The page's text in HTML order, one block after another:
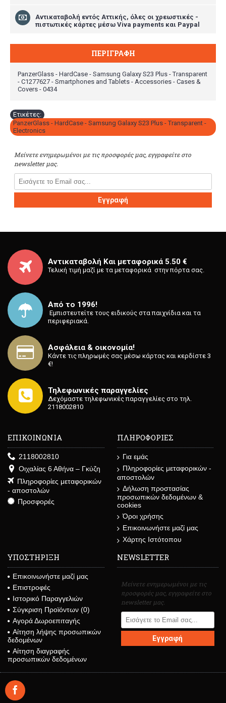
Aντικαταβολή εντός Αττικής, όλες οι χρεωστικές -
πιστωτικές κάρτες μέσω Viva payments και Paypal
ΠΕΡΙΓΡΑΦΉ
PanzerGlass - HardCase - Samsung Galaxy S23 Plus - Transparent
- C1277627 - Smartphones and Tablets - Accessories - Cases &
Covers - 0434
Ετικέτες:
PanzerGlass - HardCase - Samsung Galaxy S23 Plus - Transparent -
Electronics
Μείνετε ενημερωμένοι με τις προσφορές μας, εγγραφείτε στο
newsletter μας.
Εγγραφή
Αντικαταβολή Και μεταφορικά 5.50 €
Τελική τιμή μαζί με τα μεταφορικά στην πόρτα σας.
Από το 1996!
⁡ Εμπιστευτείτε τους ειδικούς στα παιχνίδια και τα
περιφεριακά.
Ασφάλεια & οικονομία!
Κάντε τις πληρωμές σας μέσω κάρτας και κερδίστε 3
€!
Τηλεφωνικές παραγγελίες
Δεχόμαστε τηλεφωνικές παραγγελίες στο τηλ.
2118002810
ΕΠΙΚΟΙΝΩΝΙΑ
2118002810
Οιχαλίας 6 Αθήνα – Γκύζη
Πληροφορίες μεταφορικών
- αποστολών
Προσφορές
ΠΛΗΡΟΦΟΡΙΕΣ
Για εμάς
Πληροφορίες μεταφορικών -
αποστολών
Δήλωση προστασίας
προσωπικών δεδομένων &
cookies
Όροι χρήσης
Επικοινωνήστε μαζί μας
Χάρτης Ιστότοπου
ΥΠΟΣΤΗΡΙΞΗ
Επικοινωνήστε μαζί μας
Επιστροφές
Ιστορικό Παραγγελιών
Σύγκριση Προϊόντων (0)
Αγορά Δωροεπιταγής
Αίτηση λήψης προσωπικών
δεδομένων
Αίτηση διαγραφής
προσωπικών δεδομένων
NEWSLETTER
Μείνετε ενημερωμένοι με τις
προσφορές μας, εγγραφείτε στο
newsletter μας.
Εγγραφή